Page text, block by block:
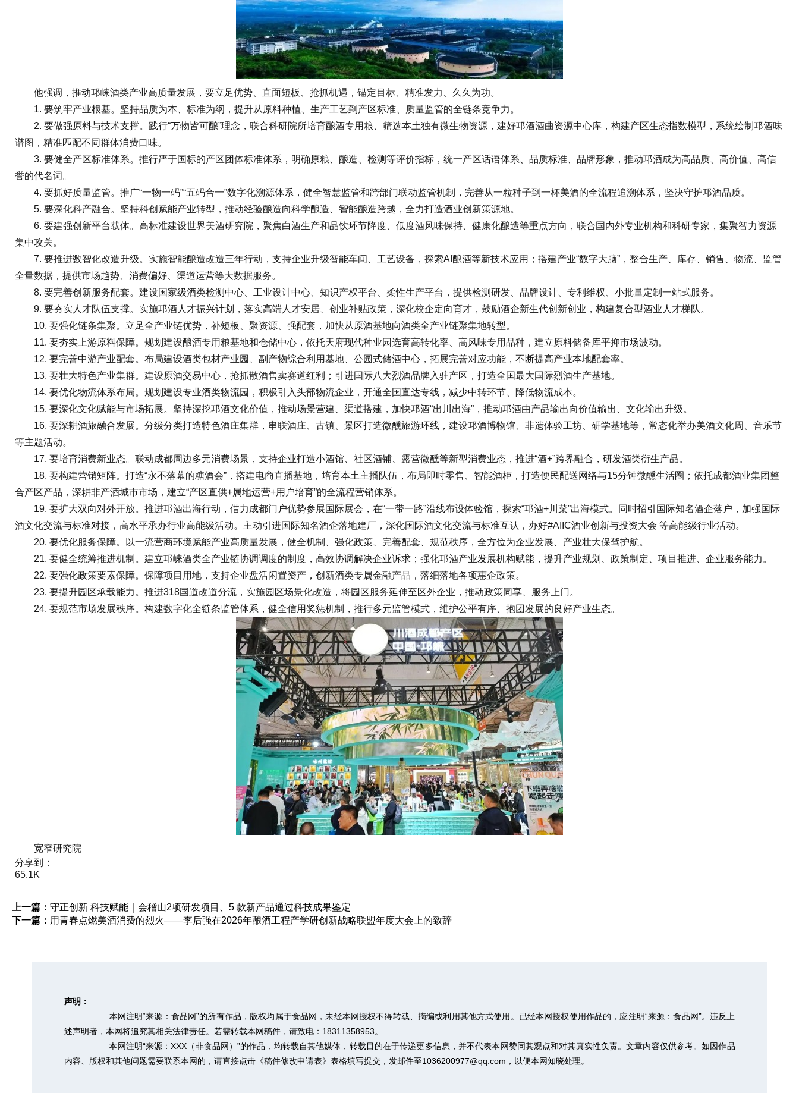
他强调，推动邛崃酒类产业高质量发展，要立足优势、直面短板、抢抓机遇，锚定目标、精准发力、久久为功。
1. 要筑牢产业根基。坚持品质为本、标准为纲，提升从原料种植、生产工艺到产区标准、质量监管的全链条竞争力。
2. 要做强原料与技术支撑。践行“万物皆可酿”理念，联合科研院所培育酿酒专用粮、筛选本土独有微生物资源，建好邛酒酒曲资源中心库，构建产区生态指数模型，系统绘制邛酒味
谱图，精准匹配不同群体消费口味。
3. 要健全产区标准体系。推行严于国标的产区团体标准体系，明确原粮、酿造、检测等评价指标，统一产区话语体系、品质标准、品牌形象，推动邛酒成为高品质、高价值、高信
誉的代名词。
4. 要抓好质量监管。推广“一物一码”“五码合一”数字化溯源体系，健全智慧监管和跨部门联动监管机制，完善从一粒种子到一杯美酒的全流程追溯体系，坚决守护邛酒品质。
5. 要深化科产融合。坚持科创赋能产业转型，推动经验酿造向科学酿造、智能酿造跨越，全力打造酒业创新策源地。
6. 要建强创新平台载体。高标准建设世界美酒研究院，聚焦白酒生产和品饮环节降度、低度酒风味保持、健康化酿造等重点方向，联合国内外专业机构和科研专家，集聚智力资源
集中攻关。
7. 要推进数智化改造升级。实施智能酿造改造三年行动，支持企业升级智能车间、工艺设备，探索AI酿酒等新技术应用；搭建产业“数字大脑”，整合生产、库存、销售、物流、监管
全量数据，提供市场趋势、消费偏好、渠道运营等大数据服务。
8. 要完善创新服务配套。建设国家级酒类检测中心、工业设计中心、知识产权平台、柔性生产平台，提供检测研发、品牌设计、专利维权、小批量定制一站式服务。
9. 要夯实人才队伍支撑。实施邛酒人才振兴计划，落实高端人才安居、创业补贴政策，深化校企定向育才，鼓励酒企新生代创新创业，构建复合型酒业人才梯队。
10. 要强化链条集聚。立足全产业链优势，补短板、聚资源、强配套，加快从原酒基地向酒类全产业链聚集地转型。
11. 要夯实上游原料保障。规划建设酿酒专用粮基地和仓储中心，依托天府现代种业园选育高转化率、高风味专用品种，建立原料储备库平抑市场波动。
12. 要完善中游产业配套。布局建设酒类包材产业园、副产物综合利用基地、公园式储酒中心，拓展完善对应功能，不断提高产业本地配套率。
13. 要壮大特色产业集群。建设原酒交易中心，抢抓散酒售卖赛道红利；引进国际八大烈酒品牌入驻产区，打造全国最大国际烈酒生产基地。
14. 要优化物流体系布局。规划建设专业酒类物流园，积极引入头部物流企业，开通全国直达专线，减少中转环节、降低物流成本。
15. 要深化文化赋能与市场拓展。坚持深挖邛酒文化价值，推动场景营建、渠道搭建，加快邛酒“出川出海”，推动邛酒由产品输出向价值输出、文化输出升级。
16. 要深耕酒旅融合发展。分级分类打造特色酒庄集群，串联酒庄、古镇、景区打造微醺旅游环线，建设邛酒博物馆、非遗体验工坊、研学基地等，常态化举办美酒文化周、音乐节
等主题活动。
17. 要培育消费新业态。联动成都周边多元消费场景，支持企业打造小酒馆、社区酒铺、露营微醺等新型消费业态，推进“酒+”跨界融合，研发酒类衍生产品。
18. 要构建营销矩阵。打造“永不落幕的糖酒会”，搭建电商直播基地，培育本土主播队伍，布局即时零售、智能酒柜，打造便民配送网络与15分钟微醺生活圈；依托成都酒业集团整
合产区产品，深耕非产酒城市市场，建立“产区直供+属地运营+用户培育”的全流程营销体系。
19. 要扩大双向对外开放。推进邛酒出海行动，借力成都门户优势参展国际展会，在“一带一路”沿线布设体验馆，探索“邛酒+川菜”出海模式。同时招引国际知名酒企落户，加强国际
酒文化交流与标准对接，高水平承办行业高能级活动。主动引进国际知名酒企落地建厂，深化国际酒文化交流与标准互认，办好#AIIC酒业创新与投资大会 等高能级行业活动。
20. 要优化服务保障。以一流营商环境赋能产业高质量发展，健全机制、强化政策、完善配套、规范秩序，全方位为企业发展、产业壮大保驾护航。
21. 要健全统筹推进机制。建立邛崃酒类全产业链协调调度的制度，高效协调解决企业诉求；强化邛酒产业发展机构赋能，提升产业规划、政策制定、项目推进、企业服务能力。
22. 要强化政策要素保障。保障项目用地，支持企业盘活闲置资产，创新酒类专属金融产品，落细落地各项惠企政策。
23. 要提升园区承载能力。推进318国道改道分流，实施园区场景化改造，将园区服务延伸至区外企业，推动政策同享、服务上门。
24. 要规范市场发展秩序。构建数字化全链条监管体系，健全信用奖惩机制，推行多元监管模式，维护公平有序、抱团发展的良好产业生态。
宽窄研究院
分享到：
65.1K
上一篇： 守正创新 科技赋能｜会稽山2项研发项目、5 款新产品通过科技成果鉴定
下一篇： 用青春点燃美酒消费的烈火——李后强在2026年酿酒工程产学研创新战略联盟年度大会上的致辞
声明：
本网注明“来源：食品网”的所有作品，版权均属于食品网，未经本网授权不得转载、摘编或利用其他方式使用。已经本网授权使用作品的，应注明“来源：食品网”。违反上
述声明者，本网将追究其相关法律责任。若需转载本网稿件，请致电：18311358953。
本网注明“来源：XXX（非食品网）”的作品，均转载自其他媒体，转载目的在于传递更多信息，并不代表本网赞同其观点和对其真实性负责。文章内容仅供参考。如因作品
内容、版权和其他问题需要联系本网的，请直接点击《稿件修改申请表》 表格填写提交，发邮件至1036200977@qq.com，以便本网知晓处理。